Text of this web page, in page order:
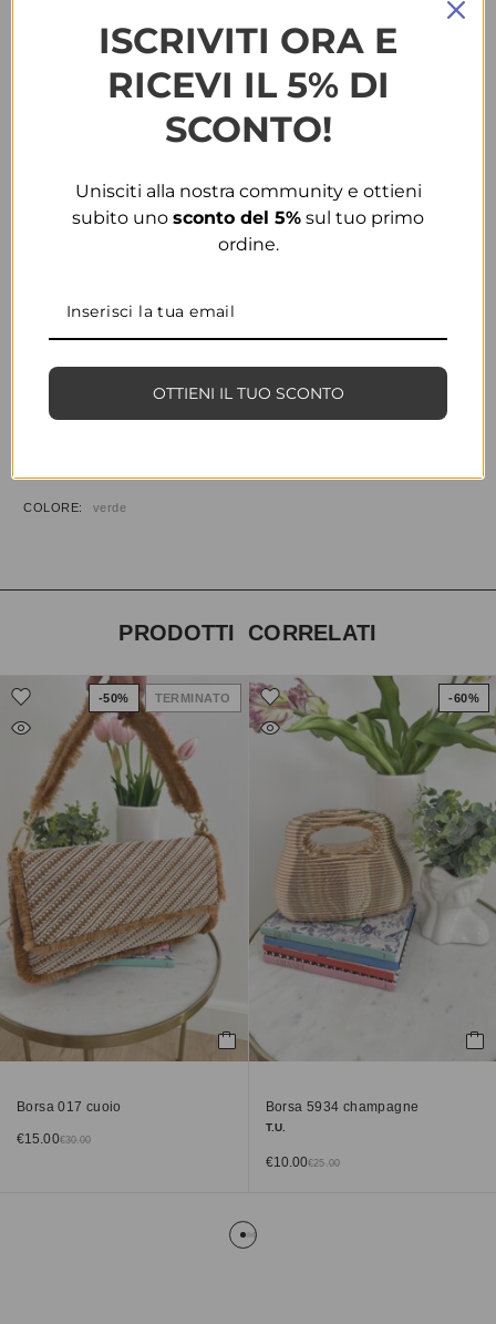
Clutch 730 verde
25.00
15.00
COLORE
AGGIUNGI ALLA WISHLIST
INFORMAZIONI AGGIUNTIVE
COLORE verde
PRODOTTI CORRELATI
-50% TERMINATO
Borsa 017 cuoio
€30.00
€15.00
-60%
Borsa 5934 champagne
T.U.
€ 25.00
€10.00
ISCRIVITI ORA E
RICEVI IL 5% DI
SCONTO!
Unisciti alla nostra community e ottieni
subito uno sconto del 5% sul tuo primo
ordine.
OTTIENI IL TUO SCONTO